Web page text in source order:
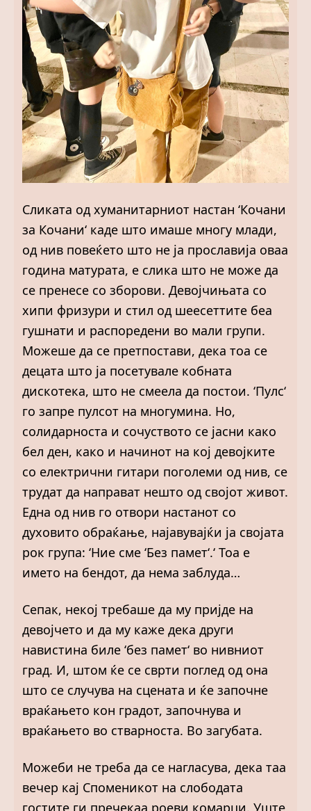
Сликата од хуманитарниот настан ‘Кочани
за Кочани‘ каде што имаше многу млади,
од нив повеќето што не ја прославија оваа
година матурата, е слика што не може да
се пренесе со зборови. Девојчињата со
хипи фризури и стил од шеесеттите беа
гушнати и распоредени во мали групи.
Можеше да се претпостави, дека тоа се
децата што ја посетувале кобната
дискотека, што не смеела да постои. ‘Пулс‘
го запре пулсот на многумина. Но,
солидарноста и сочуството се јасни како
бел ден, како и начинот на кој девојките
со електрични гитари поголеми од нив, се
трудат да направат нешто од својот живот.
Една од нив го отвори настанот со
духовито обраќање, најавувајќи ја својата
рок група: ‘Ние сме ‘Без памет‘.‘ Тоа е
името на бендот, да нема заблуда…
Сепак, некој требаше да му пријде на
девојчето и да му каже дека други
навистина биле ‘без памет‘ во нивниот
град. И, штом ќе се сврти поглед од она
што се случува на сцената и ќе започне
враќањето кон градот, започнува и
враќањето во стварноста. Во загубата.
Можеби не треба да се нагласува, дека таа
вечер кај Споменикот на слободата